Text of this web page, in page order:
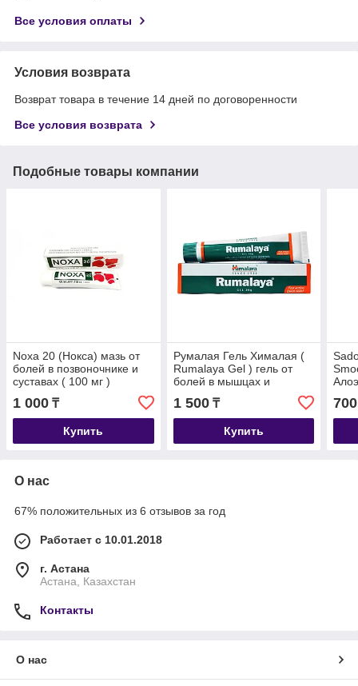
Все условия оплаты
Условия возврата
Возврат товара в течение 14 дней по договоренности
Все условия возврата
Подобные товары компании
Noxa 20 (Нокса) мазь от
болей в позвоночнике и
суставах ( 100 мг )
1 000 ₸
Купить
Румалая Гель Хималая (
Rumalaya Gel ) гель от
болей в мышцах и
суставов 30 мл
1 500₸
Купить
700
О нас
67% положительных из 6 отзывов за год
Работает с 10.01.2018
г. Астана
Астана, Казахстан
Контакты
О нас